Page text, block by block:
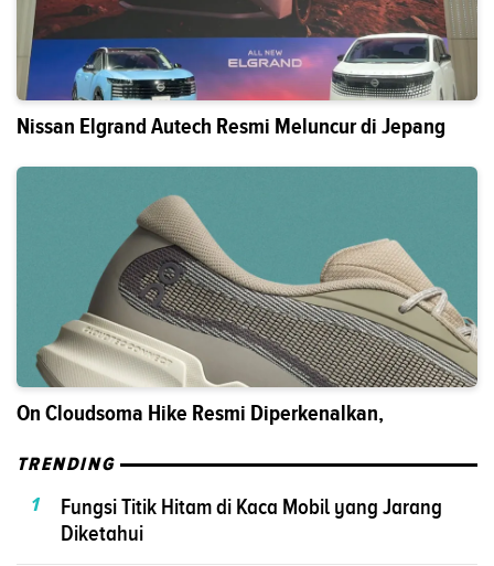
Nissan Elgrand Autech Resmi Meluncur di Jepang
On Cloudsoma Hike Resmi Diperkenalkan,
TRENDING
1
Fungsi Titik Hitam di Kaca Mobil yang Jarang
Diketahui